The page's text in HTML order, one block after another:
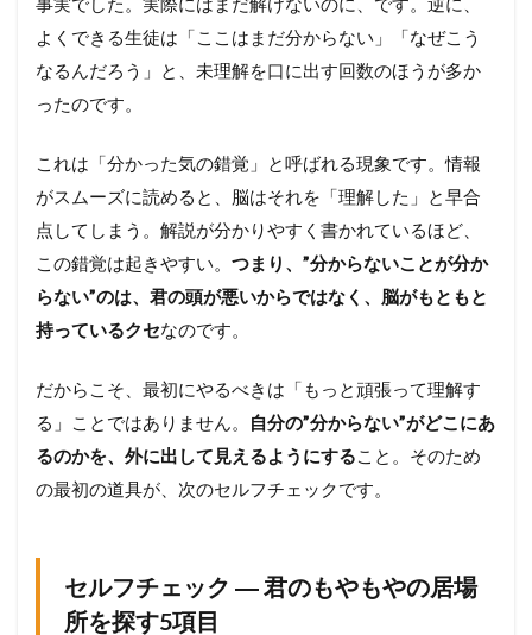
う
1.1
セ
チ
ェ
ッ
ク
―
の
も
も
や
の
居
場
所
5
項
目
よくできる生徒は「ここはまだ分からない」「なぜこう
なるんだろう」と、未理解を口に出す回数のほうが多か
ったのです。
これは「分かった気の錯覚」と呼ばれる現象です。情報
がスムーズに読めると、脳はそれを「理解した」と早合
点してしまう。解説が分かりやすく書かれているほど、
この錯覚は起きやすい。 つまり、”分からないことが分か
らない”のは、君の頭が悪いからではなく、脳がもともと
持っているクセなのです。
だからこそ、最初にやるべきは「もっと頑張って理解す
る」ことではありません。
自分の”分からない”がどこにあ
るのかを、外に出して見えるようにすること。そのため
の最初の道具が、次のセルフチェックです。
セルフチェック ― 君のもやもやの居場
所を探す5項目